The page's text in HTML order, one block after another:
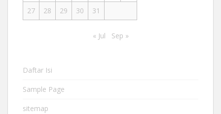
27
28 29 30 31
« Jul Sep »
Daftar Isi
Sample Page
sitemap